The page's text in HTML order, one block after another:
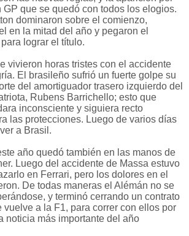
GP que se quedó con todos los elogios.
dominaron sobre el comienzo,
en la mitad del año y pegaron el
lograr el título.
vivieron horas tristes con el accidente
El brasileño sufrió un fuerte golpe su
del amortiguador trasero izquierdo del
Rubens Barrichello; esto que
inconsciente y siguiera recto
las protecciones. Luego de varios días
a Brasil.
año quedó también en las manos de
Luego del accidente de Massa estuvo
en Ferrari, pero los dolores en el
De todas maneras el Alémán no se
y terminó cerrando un contrato
vuelve a la F1, para correr con ellos por
noticia más importante del año